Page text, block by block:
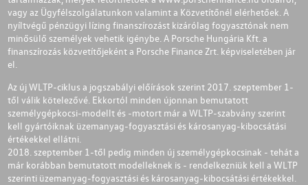
vagy az Ügyfélszolgálatunkon valamint a Közvetítőnél elérhetőek. A
nyíltvégű pénzügyi lízing finanszírozást kizárólag fogyasztónak nem
minősülő személyek vehetik igénybe. A Porsche Hungária Kft. a
finanszírozás közvetítőjeként a Porsche Finance Zrt. képviseletében jár
el.
Az új WLTP-ciklus a jogszabályi előírások szerint 2017. szeptember 1-
től válik kötelezővé. Ekkortól minden újonnan bemutatott
személygépkocsi-modellt és -motort már a WLTP-szabvány szerint
kell gyártóiknak üzemanyag-fogyasztási és károsanyag-kibocsátási
értékekkel ellátni.
2018. szeptember 1-től pedig minden új személygépkocsinak - tehát a
már korábban bemutatott modelleknek is - rendelkezniük kell a WLTP
szerinti üzemanyag-fogyasztási és károsanyag-kibocsátási értékekkel.